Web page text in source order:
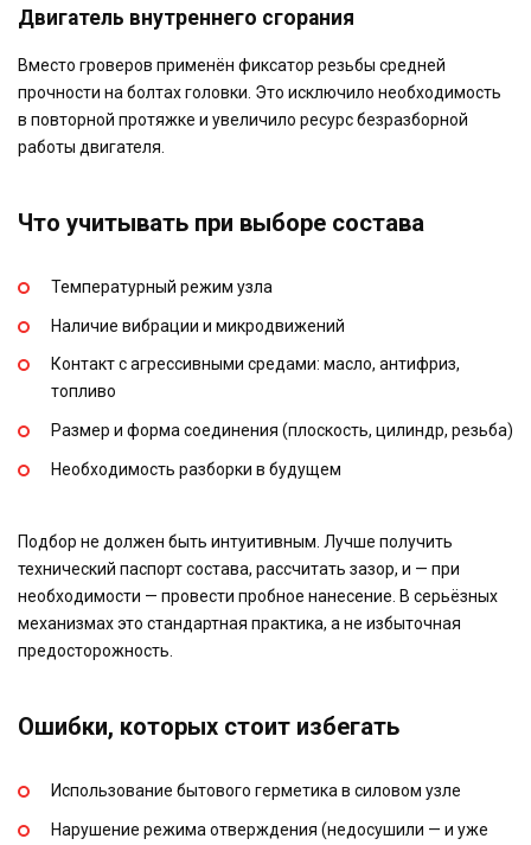
Двигатель внутреннего сгорания
Вместо гроверов применён фиксатор резьбы средней
прочности на болтах головки. Это исключило необходимость
в повторной протяжке и увеличило ресурс безразборной
работы двигателя.
Что учитывать при выборе состава
Температурный режим узла
Наличие вибрации и микродвижений
Контакт с агрессивными средами: масло, антифриз,
топливо
Размер и форма соединения (плоскость, цилиндр, резьба)
Необходимость разборки в будущем
Подбор не должен быть интуитивным. Лучше получить
технический паспорт состава, рассчитать зазор, и — при
необходимости — провести пробное нанесение. В серьёзных
механизмах это стандартная практика, а не избыточная
предосторожность.
Ошибки, которых стоит избегать
Использование бытового герметика в силовом узле
Нарушение режима отверждения (недосушили — и уже